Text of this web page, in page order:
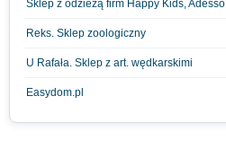
Sklep z odzieżą firm Happy Kids, Adesso
Reks. Sklep zoologiczny
U Rafała. Sklep z art. wędkarskimi
Easydom.pl